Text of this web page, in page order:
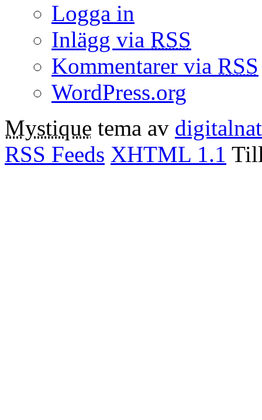
Logga in
Inlägg via RSS
Kommentarer via RSS
WordPress.org
Mystique tema av
RSS Feeds XHTML 1.1